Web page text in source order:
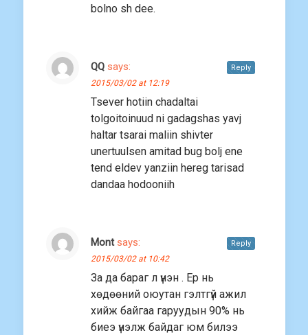
bolno sh dee.
QQ says:
2015/03/02 at 12:19
Tsever hotiin chadaltai
tolgoitoinuud ni gadagshas yavj
haltar tsarai maliin shivter
unertuulsen amitad bug bolj ene
tend eldev yanziin hereg tarisad
dandaa hodooniih
Reply
Mont says:
2015/03/02 at 10:42
За да бараг л үнэн . Ер нь
хөдөөний оюутан гэлтгүй ажил
хийж байгаа гаруудын 90% нь
биеэ үнэлж байдаг юм билээ
Reply